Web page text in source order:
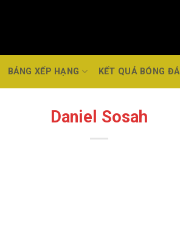
BẢNG XẾP HẠNG KẾT QUẢ BÓNG ĐÁ
Daniel Sosah